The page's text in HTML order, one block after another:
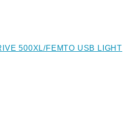
500XL/FEMTO USB LIGHT